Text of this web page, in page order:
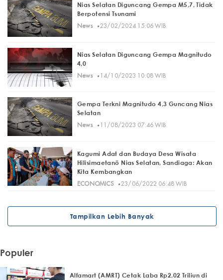
Nias Selatan Diguncang Gempa M5,7, Tidak
Berpotensi Tsunami
News· 23/02/2024 15:06 WIB
Nias Selatan Diguncang Gempa Magnitudo
4,0
News· 14/10/2023 10:08 WIB
Gempa Terkni Magnitudo 4,3 Guncang Nias
Selatan
News· 11/08/2023 07:46 WIB
Kagumi Adat dan Budaya Desa Wisata
Hilisimaetanö Nias Selatan, Sandiaga: Akan
Kita Kembangkan
ECONOMICS· 23/06/2022 06:48 WIB
Tampilkan Lebih Banyak
Populer
Alfamart (AMRT) Cetak Laba Rp2,02 Triliun di